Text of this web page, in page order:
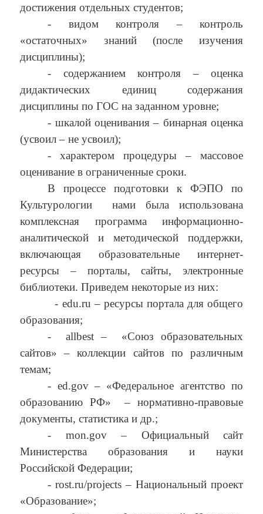
достижения отдельных студентов;
- видом контроля – контроль
«остаточных» знаний (после изучения
дисциплины);
- содержанием контроля – оценка
дидактических единиц содержания
дисциплины по ГОС на заданном уровне;
- шкалой оценивания – бинарная оценка
(усвоил – не усвоил);
- характером процедуры – массовое
оценивание в ограниченные сроки.
В процессе подготовки к ФЭПО по
Культурологии
нами была использована
комплексная программа информационно-
аналитической и методической поддержки,
включающая образовательные интернет-
ресурсы – порталы, сайты, электронные
библиотеки. Приведем некоторые из них:
- edu.ru – ресурсы портала для общего
образования;
-
allbest –
«Союз образовательных
сайтов» – коллекции сайтов по различным
темам;
- ed.gov – «Федеральное агентство по
образованию РФ»
– нормативно-правовые
документы, статистика и др.;
- mon.gov – Официальный сайт
Министерства образования и науки
Российской Федерации;
- rost.ru/projects – Национальный проект
«Образование»;